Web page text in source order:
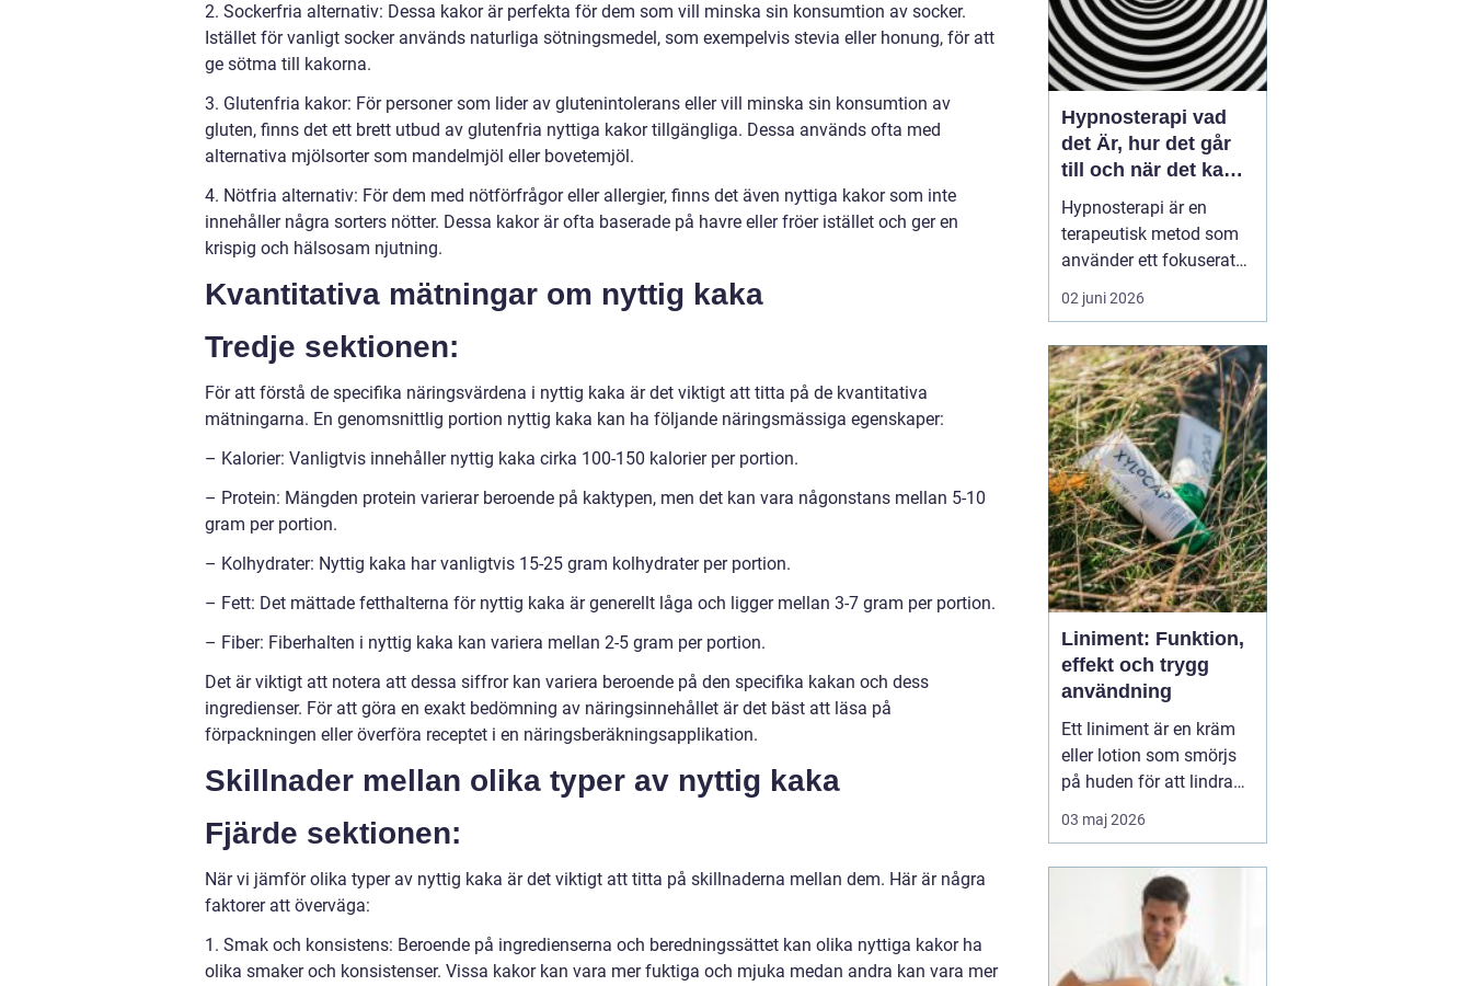
2. Sockerfria alternativ: Dessa kakor är perfekta för dem som vill minska sin konsumtion av socker.
Istället för vanligt socker används naturliga sötningsmedel, som exempelvis stevia eller honung, för att
ge sötma till kakorna.
3. Glutenfria kakor: För personer som lider av glutenintolerans eller vill minska sin konsumtion av
gluten, finns det ett brett utbud av glutenfria nyttiga kakor tillgängliga. Dessa används ofta med
alternativa mjölsorter som mandelmjöl eller bovetemjöl.
4. Nötfria alternativ: För dem med nötförfrågor eller allergier, finns det även nyttiga kakor som inte
innehåller några sorters nötter. Dessa kakor är ofta baserade på havre eller fröer istället och ger en
krispig och hälsosam njutning.
Kvantitativa mätningar om nyttig kaka
Tredje sektionen:
För att förstå de specifika näringsvärdena i nyttig kaka är det viktigt att titta på de kvantitativa
mätningarna. En genomsnittlig portion nyttig kaka kan ha följande näringsmässiga egenskaper:
– Kalorier: Vanligtvis innehåller nyttig kaka cirka 100-150 kalorier per portion.
– Protein: Mängden protein varierar beroende på kaktypen, men det kan vara någonstans mellan 5-10
gram per portion.
– Kolhydrater: Nyttig kaka har vanligtvis 15-25 gram kolhydrater per portion.
– Fett: Det mättade fetthalterna för nyttig kaka är generellt låga och ligger mellan 3-7 gram per portion.
– Fiber: Fiberhalten i nyttig kaka kan variera mellan 2-5 gram per portion.
Det är viktigt att notera att dessa siffror kan variera beroende på den specifika kakan och dess
ingredienser. För att göra en exakt bedömning av näringsinnehållet är det bäst att läsa på
förpackningen eller överföra receptet i en näringsberäkningsapplikation.
Skillnader mellan olika typer av nyttig kaka
Fjärde sektionen:
När vi jämför olika typer av nyttig kaka är det viktigt att titta på skillnaderna mellan dem. Här är några
faktorer att överväga:
1. Smak och konsistens: Beroende på ingredienserna och beredningssättet kan olika nyttiga kakor ha
olika smaker och konsistenser. Vissa kakor kan vara mer fuktiga och mjuka medan andra kan vara mer
Hypnosterapi vad
det Är, hur det går
till och när det kan
hjälpa
Hypnosterapi är en
terapeutisk metod som
använder ett fokuserat
och avslappnat
sinnestillstånd för att
undermedvetna. Genom
att kombinera
samtalsterapi med
hypnos kan människor
förändra reaktioner,
känslor och beteenden
som läng...
02 juni 2026
Liniment: Funktion,
effekt och trygg
användning
Ett liniment är en kräm
eller lotion som smörjs
på huden för att lindra
muskelvärk, stelhet och
ibland också ledbesvär.
ämnen som stimulerar
blodcirkulationen och
03 maj 2026